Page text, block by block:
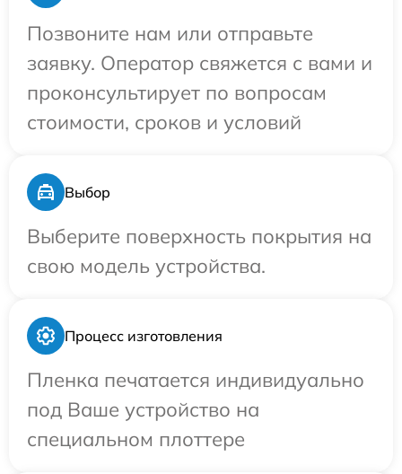
Позвоните нам или отправьте
заявку. Оператор свяжется с вами и
проконсультирует по вопросам
стоимости, сроков и условий
Выбор
Выберите поверхность покрытия на
свою модель устройства.
Процесс изготовления
Пленка печатается индивидуально
под Ваше устройство на
специальном плоттере